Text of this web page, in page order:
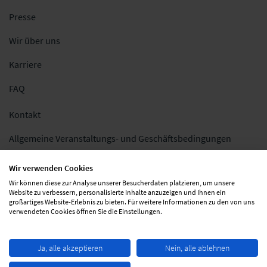
Presse
Wir über uns
Karriere
FAQ
Kontakt
Allgemeine Veranstaltungs- und Geschäftsbedingungen
Impressum
Datenschutz
Folgen Sie uns
Wir verwenden Cookies
Wir können diese zur Analyse unserer Besucherdaten platzieren, um unsere
Website zu verbessern, personalisierte Inhalte anzuzeigen und Ihnen ein
großartiges Website-Erlebnis zu bieten. Für weitere Informationen zu den von uns
verwendeten Cookies öffnen Sie die Einstellungen.
Ja, alle akzeptieren Nein, alle ablehnen